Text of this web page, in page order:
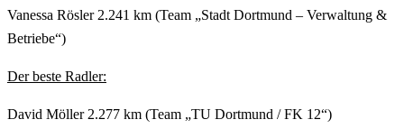
Vanessa Rösler 2.241 km (Team „Stadt Dortmund – Verwaltung &
Betriebe“)
Der beste Radler:
David Möller 2.277 km (Team „TU Dortmund / FK 12“)